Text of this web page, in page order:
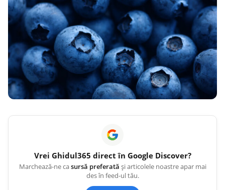
Vrei Ghidul365 direct în Google Discover?
Marchează-ne casursă preferată și articolele noastre apar mai
des în feed-ul tău.